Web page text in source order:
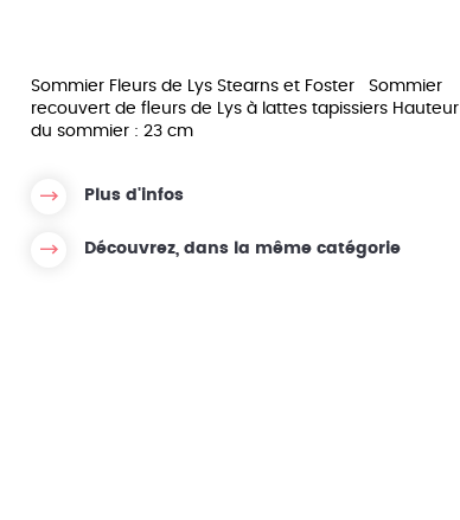
Sommier Fleurs de Lys Stearns et Foster Sommier
recouvert de fleurs de Lys à lattes tapissiers Hauteur
du sommier : 23 cm
Plus d'infos
Découvrez, dans la même catégorie